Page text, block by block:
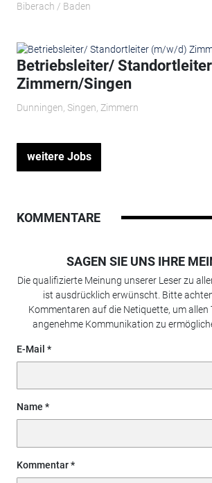
Biberach / Baden
Betriebsleiter/
Zimmern/Singen
Dunningen, Singen, Zimmern
weitere Jobs
KOMMENTARE
SAGEN SIE UNS IHRE
Die qualifizierte Meinung unserer Leser zu
ist ausdrücklich erwünscht. Bitte
Kommentaren auf die Netiquette, um allen
angenehme Kommunikation zu
E-Mail
Name
Kommentar